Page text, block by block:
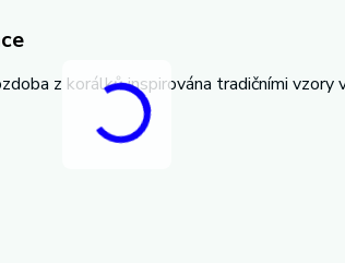
z korálků inspirována tradičními